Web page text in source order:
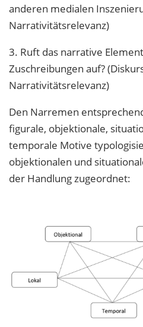
anderen medialen
Narrativitätsrelevanz)
3. Ruft das narrative
Zuschreibungen auf?
Narrativitätsrelevanz)
Den Narremen
figurale, objektionale,
temporale Motive
objektionalen und
der Handlung zugeordnet: